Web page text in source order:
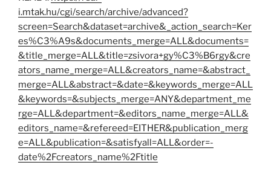
i.mtak.hu/cgi/search/archive/advanced?
screen=Search&dataset=archive&_action_search=Ker
es%C3%A9s&documents_merge=ALL&documents=
&title_merge=ALL&title=zsivora+gy%C3%B6rgy&cre
ators_name_merge=ALL&creators_name=&abstract_
merge=ALL&abstract=&date=&keywords_merge=ALL
&keywords=&subjects_merge=ANY&department_me
rge=ALL&department=&editors_name_merge=ALL&
editors_name=&refereed=EITHER&publication_merg
e=ALL&publication=&satisfyall=ALL&order=-
date%2Fcreators_name%2Ftitle